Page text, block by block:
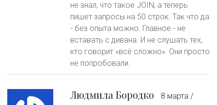
не знал, что такое JOIN, а теперь
пишет запросы на 50 строк. Так что да
- без опыта можно. Главное - не
вставать с дивана. И не слушать тех,
кто говорит «всё сложно». Они просто
не попробовали.
Людмила Бородко
8 марта /